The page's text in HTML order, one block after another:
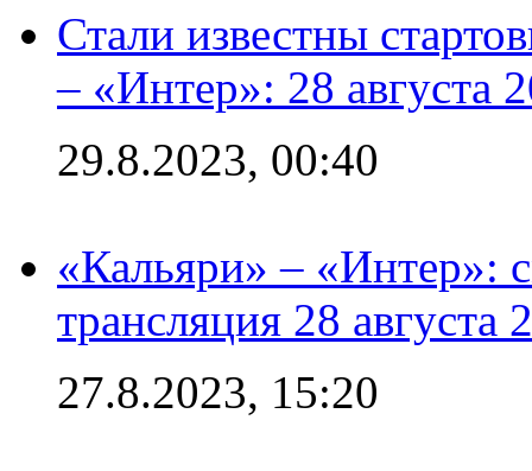
Стали известны
– «Интер»: 28 августа
29.8.2023, 00:40
«Кальяри» – «Интер»:
трансляция 28 августа
27.8.2023, 15:20